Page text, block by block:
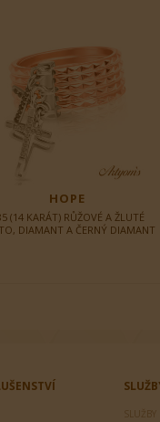
HOPE
(14 KARÁT) RŮŽOVÉ A ŽLUTÉ
DIAMANT A ČERNÝ DIAMANT